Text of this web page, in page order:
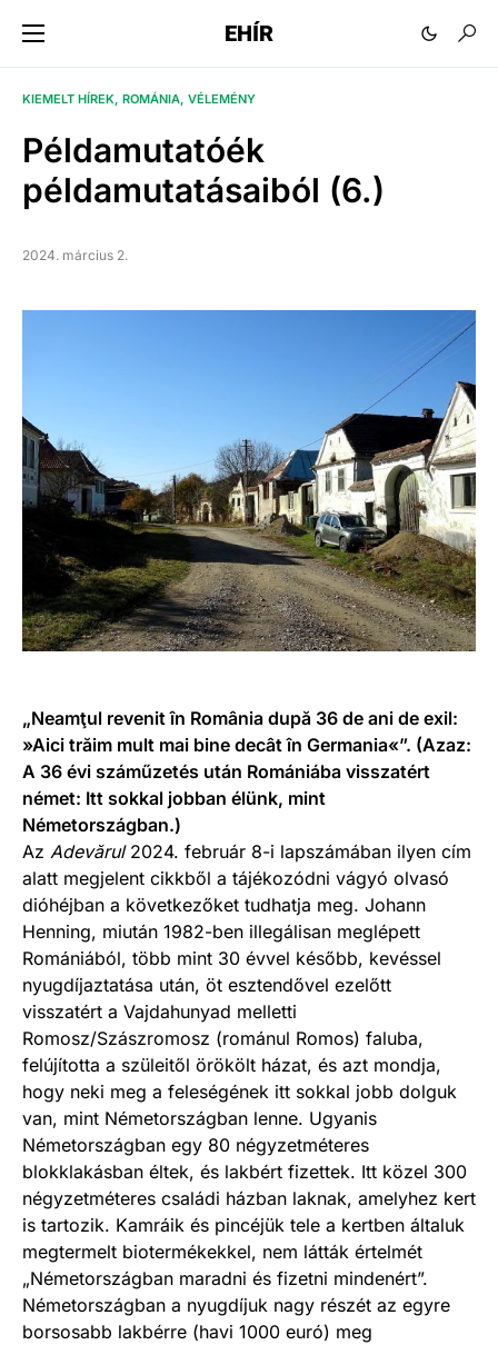
EHÍR
KIEMELT HÍREK ROMÁNIA VÉLEMÉNY
Példamutatóék
példamutatásaiból (6.)
2024. március 2.
„Neamţul revenit în România după 36 de ani de exil:
»Aici trăim mult mai bine decât în Germania«”. (Azaz:
A 36 évi száműzetés után Romániába visszatért
német: Itt sokkal jobban élünk, mint
Németországban.)
Az Adevărul2024. február 8-i lapszámában ilyen cím
alatt megjelent cikkből a tájékozódni vágyó olvasó
dióhéjban a következőket tudhatja meg. Johann
Henning, miután 1982-ben illegálisan meglépett
Romániából, több mint 30 évvel később, kevéssel
nyugdíjaztatása után, öt esztendővel ezelőtt
visszatért a Vajdahunyad melletti
Romosz/Szászromosz (románul Romos) faluba,
felújította a szüleitől örökölt házat, és azt mondja,
hogy neki meg a feleségének itt sokkal jobb dolguk
van, mint Németországban lenne. Ugyanis
Németországban egy 80 négyzetméteres
blokklakásban éltek, és lakbért fizettek. Itt közel 300
négyzetméteres családi házban laknak, amelyhez kert
is tartozik. Kamráik és pincéjük tele a kertben általuk
megtermelt biotermékekkel, nem látták értelmét
„Németországban maradni és fizetni mindenért”.
Németországban a nyugdíjuk nagy részét az egyre
borsosabb lakbérre (havi 1000 euró) meg